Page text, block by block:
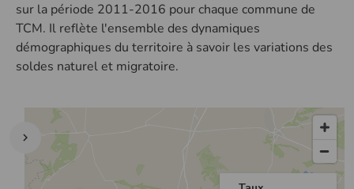
sur la période 2011-2016 pour chaque commune de
TCM. Il reflète l'ensemble des dynamiques
démographiques du territoire à savoir les variations des
soldes naturel et migratoire.